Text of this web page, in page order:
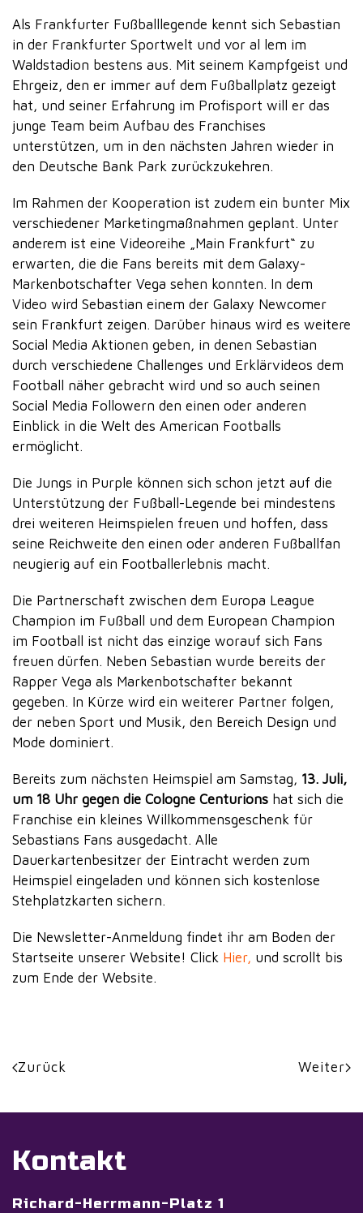
Als Frankfurter Fußballlegende kennt sich Sebastian
in der Frankfurter Sportwelt und vor al lem im
Waldstadion bestens aus. Mit seinem Kampfgeist und
Ehrgeiz, den er immer auf dem Fußballplatz gezeigt
hat, und seiner Erfahrung im Profisport will er das
junge Team beim Aufbau des Franchises
unterstützen, um in den nächsten Jahren wieder in
den Deutsche Bank Park zurückzukehren.
Im Rahmen der Kooperation ist zudem ein bunter Mix
verschiedener Marketingmaßnahmen geplant. Unter
anderem ist eine Videoreihe „Main Frankfurt“ zu
erwarten, die die Fans bereits mit dem Galaxy-
Markenbotschafter Vega sehen konnten. In dem
Video wird Sebastian einem der Galaxy Newcomer
sein Frankfurt zeigen. Darüber hinaus wird es weitere
Social Media Aktionen geben, in denen Sebastian
durch verschiedene Challenges und Erklärvideos dem
Football näher gebracht wird und so auch seinen
Social Media Followern den einen oder anderen
Einblick in die Welt des American Footballs
ermöglicht.
Die Jungs in Purple können sich schon jetzt auf die
Unterstützung der Fußball-Legende bei mindestens
drei weiteren Heimspielen freuen und hoffen, dass
seine Reichweite den einen oder anderen Fußballfan
neugierig auf ein Footballerlebnis macht.
Die Partnerschaft zwischen dem Europa League
Champion im Fußball und dem European Champion
im Football ist nicht das einzige worauf sich Fans
freuen dürfen. Neben Sebastian wurde bereits der
Rapper Vega als Markenbotschafter bekannt
gegeben. In Kürze wird ein weiterer Partner folgen,
der neben Sport und Musik, den Bereich Design und
Mode dominiert.
Bereits zum nächsten Heimspiel am Samstag, 13. Juli,
um 18 Uhr gegen die Cologne Centurions hat sich die
Franchise ein kleines Willkommensgeschenk für
Sebastians Fans ausgedacht. Alle
Dauerkartenbesitzer der Eintracht werden zum
Heimspiel eingeladen und können sich kostenlose
Stehplatzkarten sichern.
Die Newsletter-Anmeldung findet ihr am Boden der
Startseite unserer Website! Click Hier, und scrollt bis
zum Ende der Website.
Zurück Weiter
Kontakt
Richard-Herrmann-Platz 1